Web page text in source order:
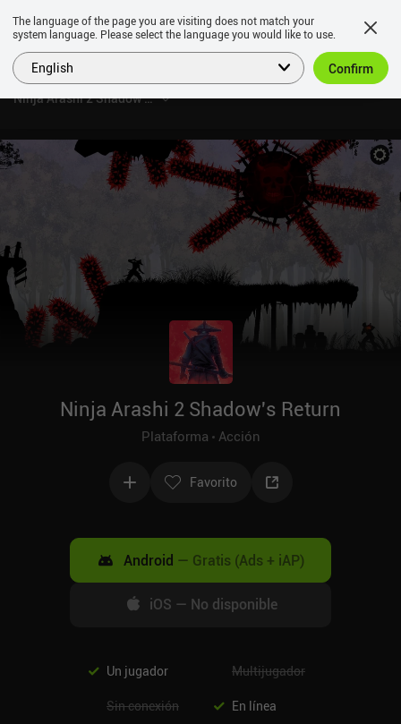
Ninja Arashi 2 Shadow's Return
Ninja Arashi 2 Shadow's Return
Plataforma Acción
Favorito
Android — Gratis (Ads + iAP)
iOS — No disponible
Un jugador Multijugador
Sin conexión En línea
The language of the page you are visiting does not match your
system language. Please select the language you would like to use.
English Confirm